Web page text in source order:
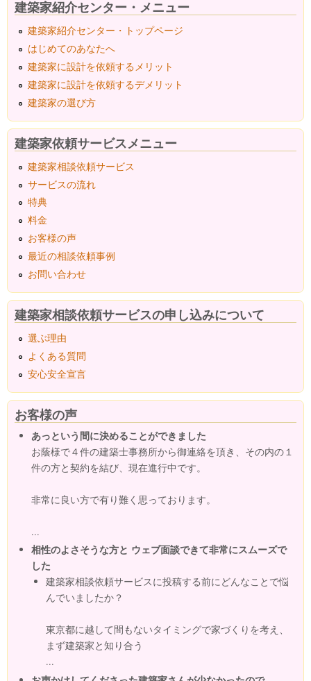
建築家紹介センター・メニュー
建築家紹介センター・トップページ
はじめてのあなたへ
建築家に設計を依頼するメリット
建築家に設計を依頼するデメリット
建築家の選び方
建築家依頼サービスメニュー
建築家相談依頼サービス
サービスの流れ
特典
料金
お客様の声
最近の相談依頼事例
お問い合わせ
建築家相談依頼サービスの申し込みについて
選ぶ理由
よくある質問
安心安全宣言
お客様の声
あっという間に決めることができました
お蔭様で４件の建築士事務所から御連絡を頂き、その内の１
件の方と契約を結び、現在進行中です。
非常に良い方で有り難く思っております。
...
相性のよさそうな方と ウェブ面談できて非常にスムーズで
した
建築家相談依頼サービスに投稿する前にどんなことで悩
んでいましたか？
東京都に越して間もないタイミングで家づくりを考え、
まず建築家と知り合う
...